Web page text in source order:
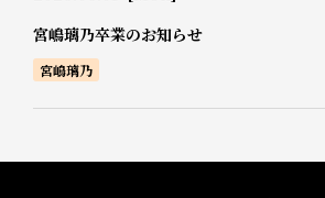
宮嶋璃乃卒業のお知らせ
宮嶋璃乃